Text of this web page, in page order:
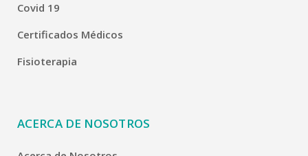
Covid 19
Certificados Médicos
Fisioterapia
ACERCA DE NOSOTROS